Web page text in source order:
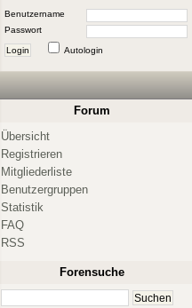
Benutzername
Passwort
Login Autologin
Forum
Übersicht
Registrieren
Mitgliederliste
Benutzergruppen
Statistik
FAQ
RSS
Forensuche